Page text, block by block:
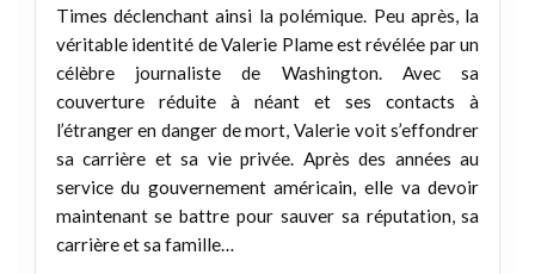
Times déclenchant ainsi la polémique. Peu après, la
véritable identité de Valerie Plame est révélée par un
célèbre journaliste de Washington. Avec sa
couverture réduite à néant et ses contacts à
l’étranger en danger de mort, Valerie voit s’effondrer
sa carrière et sa vie privée. Après des années au
service du gouvernement américain, elle va devoir
maintenant se battre pour sauver sa réputation, sa
carrière et sa famille…